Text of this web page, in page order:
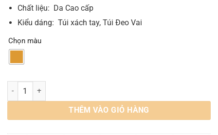
Chất liệu: Da Cao cấp
Kiểu dáng: Túi xách tay, Túi Đeo Vai
Chọn màu
Túi Louis Vuitton Croissant MM Hạt Dậu Size 22 M46828 số lượng
THÊM VÀO GIỎ HÀNG